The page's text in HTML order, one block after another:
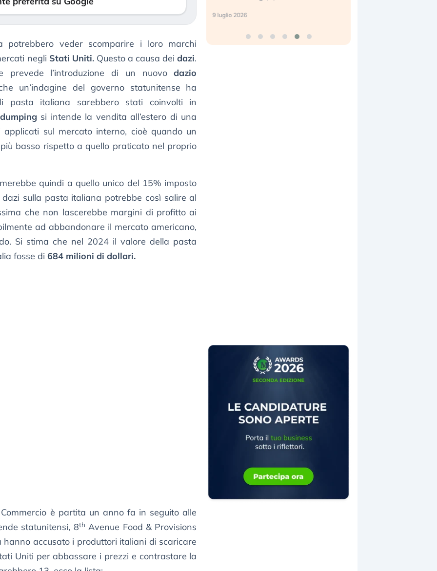
potrebbero veder scomparire i loro marchi
negli Stati Uniti.Questo a causa deidazi.
prevede l’introduzione di un nuovodazio
un’indagine del governo statunitense ha
pasta italiana sarebbero stati coinvolti in
dumping si intende la vendita all’estero di una
sul mercato interno, cioè quando un
basso rispetto a quello praticato nel proprio
quindi a quello unico del 15% imposto
sulla pasta italiana potrebbe così salire al
che non lascerebbe margini di profitto ai
ad abbandonare il mercato americano,
Si stima che nel 2024 il valore della pasta
fosse di 684 milioni di dollari.
è partita un anno fa in seguito alle
statunitensi, 8th Avenue Food & Provisions
hanno accusato i produttori italiani di scaricare
Uniti per abbassare i prezzi e contrastare la
17 luglio 2026
9 luglio 2026